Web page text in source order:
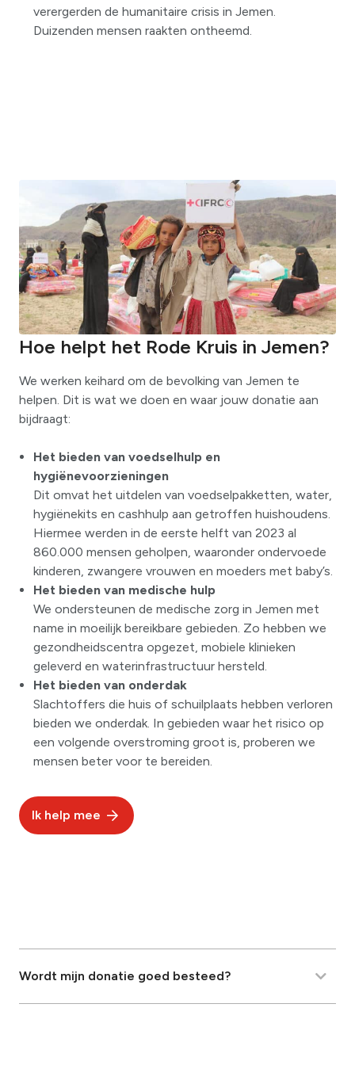
verergerden de humanitaire crisis in Jemen.
Duizenden mensen raakten ontheemd.
Hoe helpt het Rode Kruis in Jemen?
We werken keihard om de bevolking van Jemen te
helpen. Dit is wat we doen en waar jouw donatie aan
bijdraagt:
Het bieden van voedselhulp en
hygiënevoorzieningen
Dit omvat het uitdelen van voedselpakketten, water,
hygiënekits en cashhulp aan getroffen huishoudens.
Hiermee werden in de eerste helft van 2023 al
860.000 mensen geholpen, waaronder ondervoede
kinderen, zwangere vrouwen en moeders met baby’s.
Het bieden van medische hulp
We ondersteunen de medische zorg in Jemen met
name in moeilijk bereikbare gebieden. Zo hebben we
gezondheidscentra opgezet, mobiele klinieken
geleverd en waterinfrastructuur hersteld.
Het bieden van onderdak
Slachtoffers die huis of schuilplaats hebben verloren
bieden we onderdak. In gebieden waar het risico op
een volgende overstroming groot is, proberen we
mensen beter voor te bereiden.
Ik help mee
Wordt mijn donatie goed besteed?